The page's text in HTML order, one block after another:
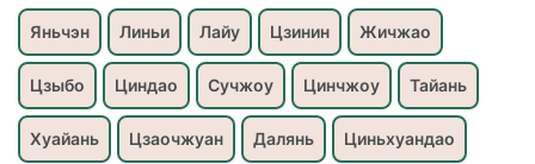
Яньчэн Линьи Лайу Цзинин Жичжао
Цзыбо Циндао Сучжоу Цинчжоу Тайань
Хуайань Цзаочжуан Далянь Циньхуандао